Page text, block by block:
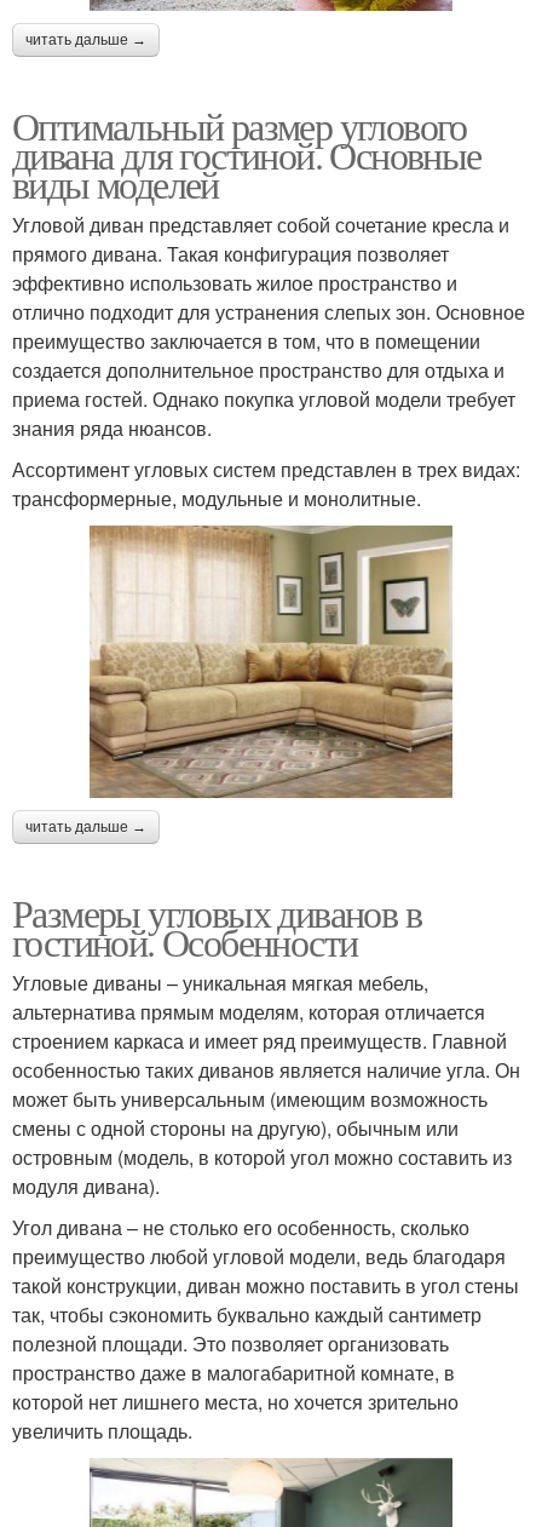
читать дальше →
Оптимальный размер углового
дивана для гостиной. Основные
виды моделей
Угловой диван представляет собой сочетание кресла и
прямого дивана. Такая конфигурация позволяет
эффективно использовать жилое пространство и
отлично подходит для устранения слепых зон. Основное
преимущество заключается в том, что в помещении
создается дополнительное пространство для отдыха и
приема гостей. Однако покупка угловой модели требует
знания ряда нюансов.
Ассортимент угловых систем представлен в трех видах:
трансформерные, модульные и монолитные.
читать дальше →
Размеры угловых диванов в
гостиной. Особенности
Угловые диваны – уникальная мягкая мебель,
альтернатива прямым моделям, которая отличается
строением каркаса и имеет ряд преимуществ. Главной
особенностью таких диванов является наличие угла. Он
может быть универсальным (имеющим возможность
смены с одной стороны на другую), обычным или
островным (модель, в которой угол можно составить из
модуля дивана).
Угол дивана – не столько его особенность, сколько
преимущество любой угловой модели, ведь благодаря
такой конструкции, диван можно поставить в угол стены
так, чтобы сэкономить буквально каждый сантиметр
полезной площади. Это позволяет организовать
пространство даже в малогабаритной комнате, в
которой нет лишнего места, но хочется зрительно
увеличить площадь.